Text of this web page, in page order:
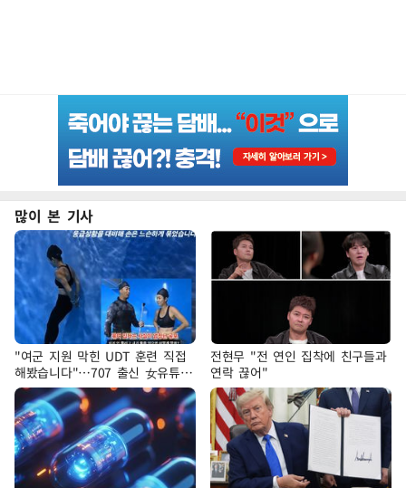
많이 본 기사
"여군 지원 막힌 UDT 훈련 직접
해봤습니다"…707 출신 女유튜버
'완벽 소화'
전현무 "전 연인 집착에 친구들과
연락 끊어"